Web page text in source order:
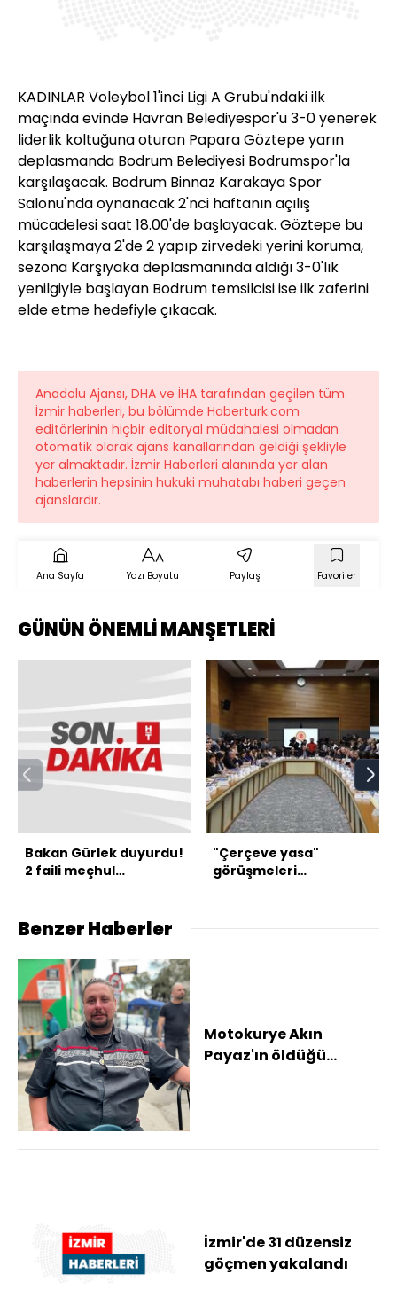
KADINLAR Voleybol 1'inci Ligi A Grubu'ndaki ilk
maçında evinde Havran Belediyespor'u 3-0 yenerek
liderlik koltuğuna oturan Papara Göztepe yarın
deplasmanda Bodrum Belediyesi Bodrumspor'la
karşılaşacak. Bodrum Binnaz Karakaya Spor
Salonu'nda oynanacak 2'nci haftanın açılış
mücadelesi saat 18.00'de başlayacak. Göztepe bu
karşılaşmaya 2'de 2 yapıp zirvedeki yerini koruma,
sezona Karşıyaka deplasmanında aldığı 3-0'lık
yenilgiyle başlayan Bodrum temsilcisi ise ilk zaferini
elde etme hedefiyle çıkacak.
Anadolu Ajansı, DHA ve İHA tarafından geçilen tüm
İzmir haberleri, bu bölümde Haberturk.com
editörlerinin hiçbir editoryal müdahalesi olmadan
otomatik olarak ajans kanallarından geldiği şekliyle
yer almaktadır. İzmir Haberleri alanında yer alan
haberlerin hepsinin hukuki muhatabı haberi geçen
ajanslardır.
Ana Sayfa Yazı Boyutu Paylaş Favoriler
GÜNÜN ÖNEMLİ MANŞETLERİ
Bakan Gürlek duyurdu!
2 faili meçhul
"Çerçeve yasa"
görüşmeleri
Benzer Haberler
Motokurye Akın
Payaz'ın öldüğü
İzmir'de 31 düzensiz
göçmen yakalandı